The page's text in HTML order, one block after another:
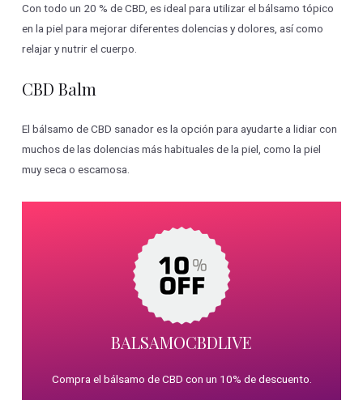
Con todo un 20 % de CBD, es ideal para utilizar el bálsamo tópico
en la piel para mejorar diferentes dolencias y dolores, así como
relajar y nutrir el cuerpo.
CBD Balm
El bálsamo de CBD sanador es la opción para ayudarte a lidiar con
muchos de las dolencias más habituales de la piel, como la piel
muy seca o escamosa.
BALSAMOCBDLIVE
Compra el bálsamo de CBD con un 10% de descuento.